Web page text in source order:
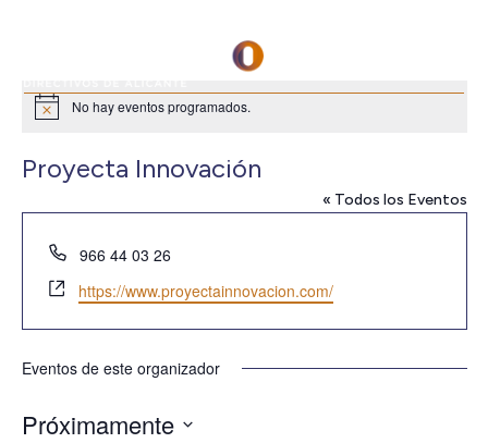
Aviso No hay eventos programados.
Proyecta Innovación
« Todos los Eventos
Teléfono
966 44 03 26
Website
https://www.proyectainnovacion.com/
Eventos de este organizador
Próximamente